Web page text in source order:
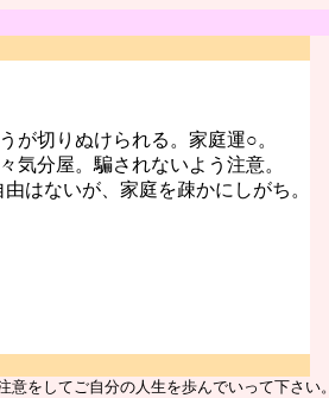
が切りぬけられる。家庭運○。
気分屋。騙されないよう注意。
はないが、家庭を疎かにしがち。
をしてご自分の人生を歩んでいって下さい。